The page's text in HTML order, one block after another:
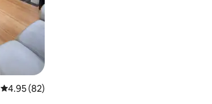
औसत रेटिंग 5 में से 4.95, 82 समीक्षाएँ
4.95 (82)